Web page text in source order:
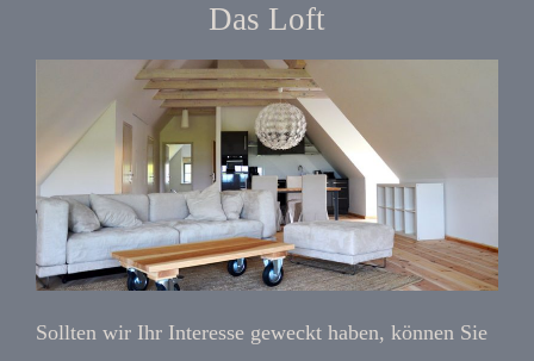
Das Loft
Sollten wir Ihr Interesse geweckt haben, können Sie